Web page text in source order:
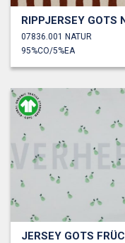
07836.001 NATUR
95%CO/5%EA